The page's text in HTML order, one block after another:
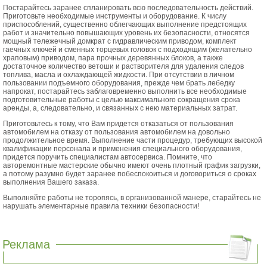
Постарайтесь заранее спланировать всю последовательность действий.
Приготовьте необходимые инструменты и оборудование. К числу
приспособлений, существенно облегчающих выполнение предстоящих
работ и значительно повышающих уровень их безопасности, относятся
мощный тележечный домкрат с гидравлическим приводом, комплект
гаечных ключей и сменных торцевых головок с подходящим (желательно
храповым) приводом, пара прочных деревянных блоков, а также
достаточное количество ветоши и растворителя для удаления следов
топлива, масла и охлаждающей жидкости. При отсутствии в личном
пользовании подъемного оборудования, прежде чем брать лебедку
напрокат, постарайтесь заблаговременно выполнить все необходимые
подготовительные работы с целью максимального сокращения срока
аренды, а, следовательно, и связанных с нею материальных затрат.
Приготовьтесь к тому, что Вам придется отказаться от пользования
автомобилем на отказу от пользования автомобилем на довольно
продолжительное время. Выполнение части процедур, требующих высокой
квалификации персонала и применения специального оборудования,
придется поручить специалистам автосервиса. Помните, что
авторемонтные мастерские обычно имеют очень плотный график загрузки,
а потому разумно будет заранее побеспокоиться и договориться о сроках
выполнения Вашего заказа.
Выполняйте работы не торопясь, в организованной манере, старайтесь не
нарушать элементарные правила техники безопасности!
Реклама